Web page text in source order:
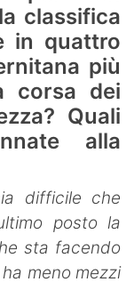
classifica
in quattro
più
corsa dei
Quali
alla
difficile che
posto la
sta facendo
meno mezzi